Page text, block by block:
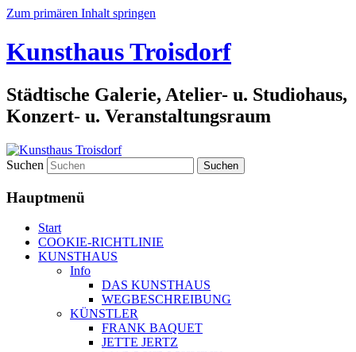
Zum primären Inhalt springen
Kunsthaus Troisdorf
Städtische Galerie, Atelier- u. Studiohaus,
Konzert- u. Veranstaltungsraum
Suchen
Hauptmenü
Start
COOKIE-RICHTLINIE
KUNSTHAUS
Info
DAS KUNSTHAUS
WEGBESCHREIBUNG
KÜNSTLER
FRANK BAQUET
JETTE JERTZ